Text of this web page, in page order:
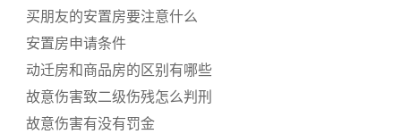
买朋友的安置房要注意什么
安置房申请条件
动迁房和商品房的区别有哪些
故意伤害致二级伤残怎么判刑
故意伤害有没有罚金